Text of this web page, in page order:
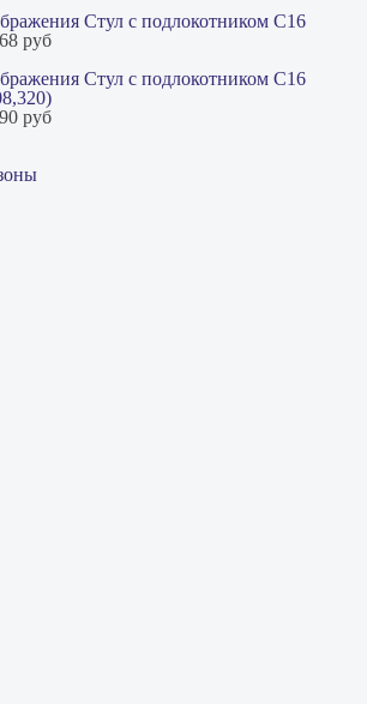
Стул с подлокотником С16
руб
Стул с подлокотником С16
руб